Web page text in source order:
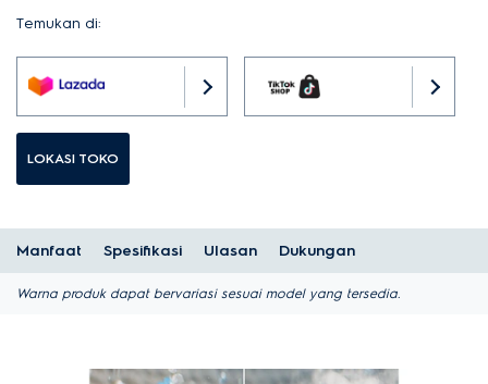
Temukan di:
LOKASI TOKO
Manfaat Spesifikasi Ulasan Dukungan
Warna produk dapat bervariasi sesuai model yang tersedia.